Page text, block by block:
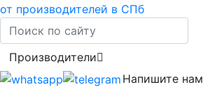
от производителей в СПб
Производители
Напишите нам